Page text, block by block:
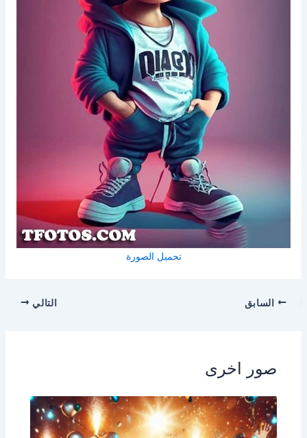
تحميل الصورة
السابق التالي
صور اخرى